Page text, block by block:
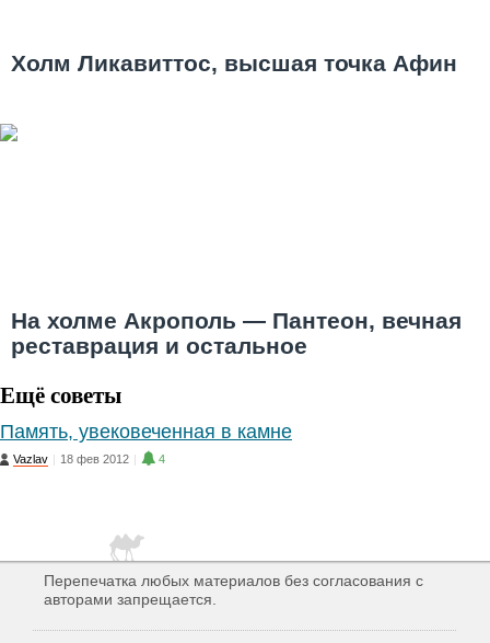
Холм Ликавиттос, высшая точка Афин
На холме Акрополь — Пантеон, вечная
реставрация и остальное
Ещё советы
Память, увековеченная в камне
Vazlav | 18 фев 2012 | 4
Перепечатка любых материалов без согласования с
авторами запрещается.